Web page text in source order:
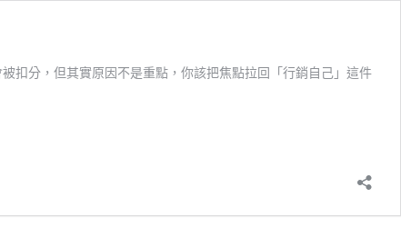
扣分，但其實原因不是重點，你該把焦點拉回「行銷自己」這件